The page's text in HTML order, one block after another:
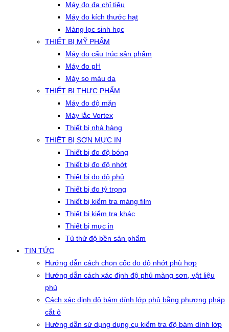
Máy đo đa chỉ tiêu
Máy đo kích thước hạt
Màng lọc sinh học
THIẾT BỊ MỸ PHẨM
Máy đo cấu trúc sản phẩm
Máy đo pH
Máy so màu da
THIẾT BỊ THỰC PHẨM
Máy đo độ mặn
Máy lắc Vortex
Thiết bị nhà hàng
THIẾT BỊ SƠN MỰC IN
Thiết bị đo độ bóng
Thiết bị đo độ nhớt
Thiết bị đo độ phủ
Thiết bị đo tỷ trọng
Thiết bị kiểm tra màng film
Thiết bị kiểm tra khác
Thiết bị mực in
Tủ thử độ bền sản phẩm
TIN TỨC
Hướng dẫn cách chọn cốc đo độ nhớt phù hợp
Hướng dẫn cách xác định độ phủ màng sơn, vật liệu
phủ
Cách xác định độ bám dính lớp phủ bằng phương pháp
cắt ô
Hướng dẫn sử dụng dụng cụ kiểm tra độ bám dính lớp